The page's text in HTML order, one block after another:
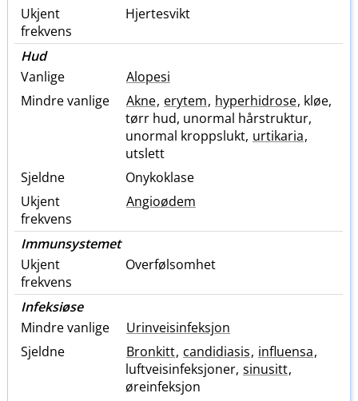
Ukjent
frekvens
Hjertesvikt
Hud
Vanlige
Alopesi
Mindre vanlige
Akne, erytem, hyperhidrose, kløe,
tørr hud, unormal hårstruktur,
unormal kroppslukt, urtikaria,
utslett
Sjeldne
Onykoklase
Ukjent
frekvens
Angioødem
Immunsystemet
Ukjent
frekvens
Overfølsomhet
Infeksiøse
Mindre vanlige
Urinveisinfeksjon
Sjeldne
Bronkitt, candidiasis, influensa,
luftveisinfeksjoner, sinusitt,
øreinfeksjon